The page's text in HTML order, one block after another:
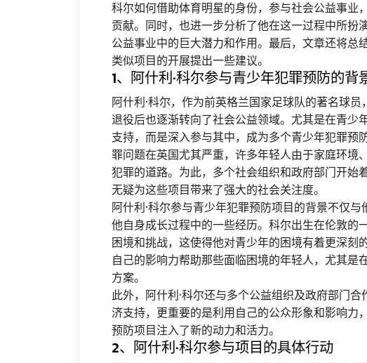
科尔如何借助体育明星的身份，参与社会公益事业
贡献。同时，也进一步分析了他在这一过程中所扮
公益事业中的巨大潜力和作用。最后，文章还将总
类似项目的开展提出一些建议。
1、阿什利·科尔参与青少年犯罪预防的背
阿什利·科尔，作为前英格兰国家足球队的著名球
退役后也逐渐转向了社会公益领域。尤其是在青少
支持，而是深入参与其中，成为多个青少年犯罪预
罪问题在英国尤其严重，许多年轻人由于家庭环境
犯罪的道路。为此，多个社会组织和政府部门开始
无疑为这些项目带来了强大的社会关注度。
阿什利·科尔参与青少年犯罪预防项目的背景不仅
他自身成长过程中的一些经历。科尔出生在伦敦的
困境和挑战，这使得他对青少年的困境有着更深刻
自己的影响力帮助那些面临困境的年轻人，尤其是
方案。
此外，阿什利·科尔还与多个公益组织及政府部门
济支持，更重要的是利用自己的公众形象和影响力
预防项目注入了新的动力和活力。
2、阿什利·科尔参与项目的具体行动